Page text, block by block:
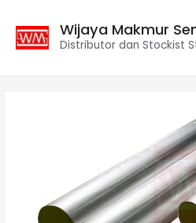
Wijaya Makmur
Distributor dan Stockist